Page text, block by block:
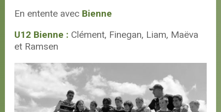
En entente avec Bienne
U12 Bienne : Clément, Finegan, Liam, Maëva
et Ramsen